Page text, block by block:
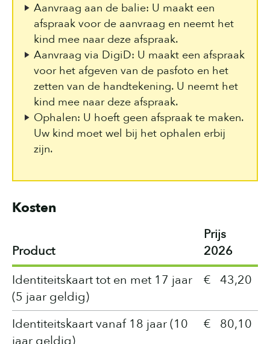
Aanvraag aan de balie: U maakt een
afspraak voor de aanvraag en neemt het
kind mee naar deze afspraak.
Aanvraag via DigiD: U maakt een afspraak
voor het afgeven van de pasfoto en het
zetten van de handtekening. U neemt het
kind mee naar deze afspraak.
Ophalen: U hoeft geen afspraak te maken.
Uw kind moet wel bij het ophalen erbij
zijn.
Kosten
Product
Prijs
2026
Identiteitskaart tot en met 17 jaar
(5 jaar geldig)
€ 43,20
Identiteitskaart vanaf 18 jaar (10
jaar geldig)
€ 80,10